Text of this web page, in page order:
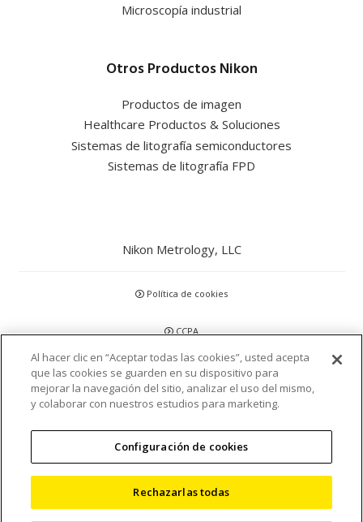
Microscopía industrial
Otros Productos Nikon
Productos de imagen
Healthcare Productos & Soluciones
Sistemas de litografía semiconductores
Sistemas de litografía FPD
Nikon Metrology, LLC
Política de cookies
CCPA
Política de privacidad
Descargo de responsabilidad
Declaraciones y Políticas
Acreditación y Certificación
Al hacer clic en “Aceptar todas las cookies”, usted acepta
que las cookies se guarden en su dispositivo para
mejorar la navegación del sitio, analizar el uso del mismo,
y colaborar con nuestros estudios para marketing.
Configuración de cookies
Rechazarlas todas